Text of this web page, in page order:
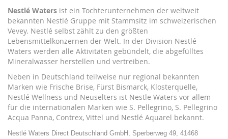
Nestlé Waters ist ein Tochterunternehmen der weltweit
bekannten Nestlé Gruppe mit Stammsitz im schweizerischen
Vevey. Nestlé selbst zählt zu den größten
Lebensmittelkonzernen der Welt. In der Division Nestlé
Waters werden alle Aktivitäten gebündelt, die abgefülltes
Mineralwasser herstellen und vertreiben.
Neben in Deutschland teilweise nur regional bekannten
Marken wie Frische Brise, Fürst Bismarck, Klosterquelle,
Nestlé Wellness und Neuselters ist Nestle Waters vor allem
für die internationalen Marken wie S. Pellegrino, S. Pellegrino
Acqua Panna, Contrex, Vittel und Nestlé Aquarel bekannt.
Nestlé Waters Direct Deutschland GmbH, Sperberweg 49, 41468